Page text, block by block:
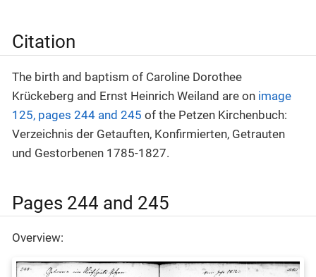
Citation
The birth and baptism of Caroline Dorothee
Krückeberg and Ernst Heinrich Weiland are on image
125, pages 244 and 245 of the Petzen Kirchenbuch:
Verzeichnis der Getauften, Konfirmierten, Getrauten
und Gestorbenen 1785-1827.
Pages 244 and 245
Overview: